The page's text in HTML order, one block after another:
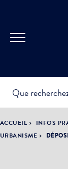
ACCUEIL INFOS
URBANISME